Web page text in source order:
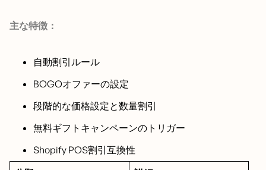
主な特徴：
自動割引ルール
BOGOオファーの設定
段階的な価格設定と数量割引
無料ギフトキャンペーンのトリガー
Shopify POS割引互換性